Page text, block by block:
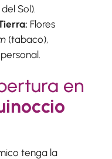
Sol).
Flores
(tabaco),
en
tenga la